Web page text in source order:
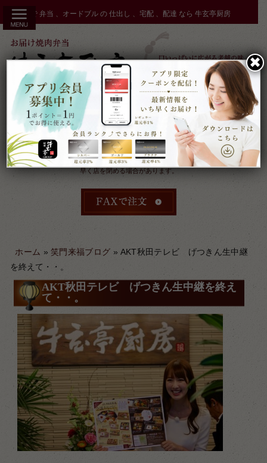
ツ
秋田市 で 弁当 、オードブル の 仕出し 、宅配 、配達 なら 牛玄亭厨房
受付：9時～17時 締切：前日15時まで
定休：元日 その他不定休
ケータリングやその他のご予約により
早く店を閉める場合があります。
ホーム »笑門来福ブログ »AKT秋田テレビ げつきん生中継
を終えて・・。
AKT秋田テレビ げつきん生中継を終え
て・・。
✖︎